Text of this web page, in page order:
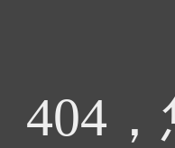
404